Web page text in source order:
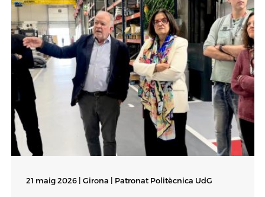
21 maig 2026 | Girona | Patronat Politècnica UdG